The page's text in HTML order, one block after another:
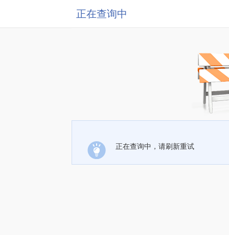
正在查询中
正在查询中，请刷新重试